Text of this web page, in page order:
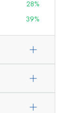
28%
39%